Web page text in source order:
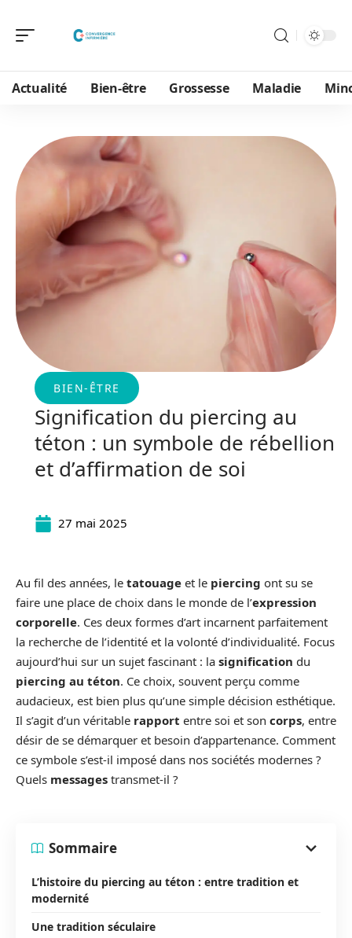
Actualité Bien-être Grossesse Maladie
BIEN-ÊTRE
Signification du piercing au
téton : un symbole de rébellion
et d’affirmation de soi
27 mai 2025
Au fil des années, le tatouage et le piercing ont su se
faire une place de choix dans le monde de l’expression
corporelle. Ces deux formes d’art incarnent parfaitement
la recherche de l’identité et la volonté d’individualité. Focus
aujourd’hui sur un sujet fascinant : la signification du
piercing au téton. Ce choix, souvent perçu comme
audacieux, est bien plus qu’une simple décision esthétique.
Il s’agit d’un véritable rapport entre soi et son corps, entre
désir de se démarquer et besoin d’appartenance. Comment
ce symbole s’est-il imposé dans nos sociétés modernes ?
Quels messages transmet-il ?
Sommaire
L’histoire du piercing au téton : entre tradition et
modernité
Une tradition séculaire